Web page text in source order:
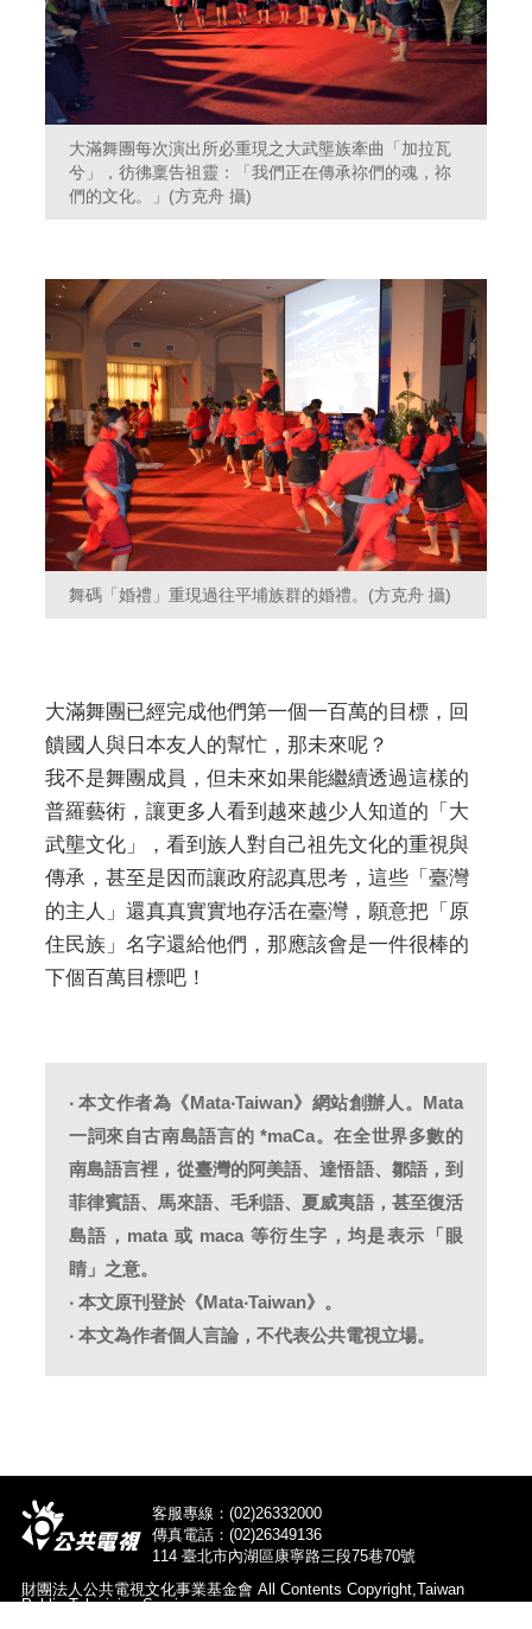
大滿舞團每次演出所必重現之大武壟族牽曲「加拉瓦
兮」，彷彿稟告祖靈：「我們正在傳承祢們的魂，祢
們的文化。」(方克舟 攝)
舞碼「婚禮」重現過往平埔族群的婚禮。(方克舟 攝)
大滿舞團已經完成他們第一個一百萬的目標，回
饋國人與日本友人的幫忙，那未來呢？
我不是舞團成員，但未來如果能繼續透過這樣的
普羅藝術，讓更多人看到越來越少人知道的「大
武壟文化」，看到族人對自己祖先文化的重視與
傳承，甚至是因而讓政府認真思考，這些「臺灣
的主人」還真真實實地存活在臺灣，願意把「原
住民族」名字還給他們，那應該會是一件很棒的
下個百萬目標吧！
‧ 本文作者為《Mata‧Taiwan》網站創辦人。Mata
一詞來自古南島語言的 *maCa。在全世界多數的
南島語言裡，從臺灣的阿美語、達悟語、鄒語，到
菲律賓語、馬來語、毛利語、夏威夷語，甚至復活
島語，mata 或 maca 等衍生字，均是表示「眼
睛」之意。
‧ 本文原刊登於《Mata‧Taiwan》。
‧ 本文為作者個人言論，不代表公共電視立場。
財團法人公共電視文化事業基金會 All Contents Copyright,Taiwan
Public Television Service.
客服專線：(02)26332000
傳真電話：(02)26349136
114 臺北市內湖區康寧路三段75巷70號